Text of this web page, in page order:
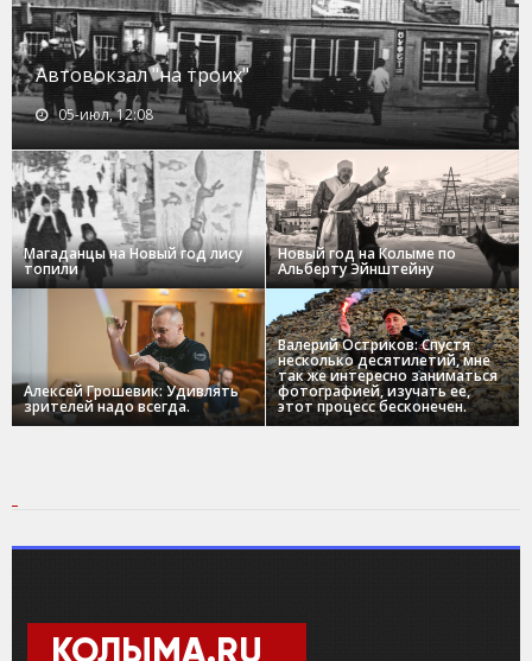
Автовокзал "на троих"
05-июл, 12:08
Магаданцы на Новый год лису
топили
Новый год на Колыме по
Альберту Эйнштейну
Алексей Грошевик: Удивлять
зрителей надо всегда.
Валерий Остриков: Спустя
несколько десятилетий, мне
так же интересно заниматься
фотографией, изучать ее,
этот процесс бесконечен.
КОЛЫМА.RU